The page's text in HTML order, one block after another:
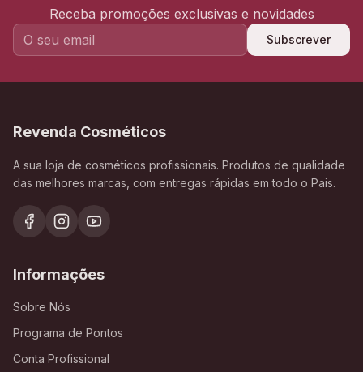
Receba promoções exclusivas e novidades
Subscrever
Revenda Cosméticos
A sua loja de cosméticos profissionais. Produtos de qualidade
das melhores marcas, com entregas rápidas em todo o Pais.
Informações
Sobre Nós
Programa de Pontos
Conta Profissional